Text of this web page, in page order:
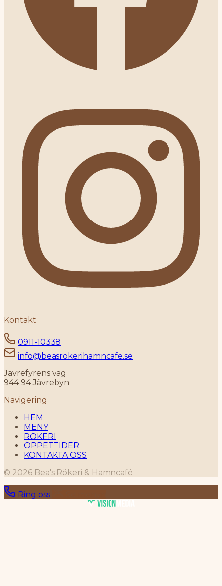
Kontakt
0911-10338
info@beasrokerihamncafe.se
Jävrefyrens väg
944 94 Jävrebyn
Navigering
HEM
MENY
RÖKERI
ÖPPETTIDER
KONTAKTA OSS
© 2026 Bea's Rökeri & Hamncafé
Ring oss